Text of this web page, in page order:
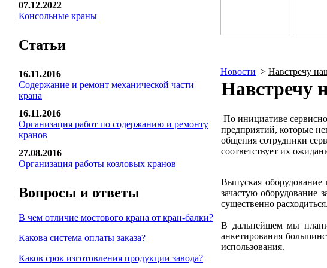
07.12.2022
Консольные краны
Статьи
16.11.2016
Содержание и ремонт механической части
крана
16.11.2016
Организация работ по содержанию и ремонту
кранов
27.08.2016
Организация работы козловых кранов
Вопросы и ответы
В чем отличие мостового крана от кран-балки?
Какова система оплаты заказа?
Каков срок изготовления продукции завода?
Новости > Навстречу
Навстречу
По инициативе
предприятий, которые
общения сотрудники
соответствует их
Выпуская
зачастую оборудование
существенно
В дальнейшем мы
анкетирования
использования.